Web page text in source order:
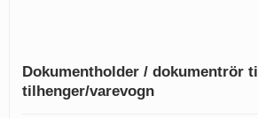
Dokumentholder / dokumentrör til
tilhenger/varevogn